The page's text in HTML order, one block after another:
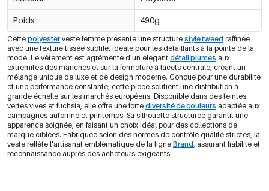
Poids 490g
Cette polyester veste femme présente une structure style tweed raffinée
avec une texture tissée subtile, idéale pour les détaillants à la pointe de la
mode. Le vêtement est agrémenté d'un élégant détail plumes aux
extrémités des manches et sur la fermeture à lacets centrale, créant un
mélange unique de luxe et de design moderne. Conçue pour une durabilité
et une performance constante, cette pièce soutient une distribution à
grande échelle sur les marchés européens. Disponible dans des teintes
vertes vives et fuchsia, elle offre une forte diversité de couleurs adaptée aux
campagnes automne et printemps. Sa silhouette structurée garantit une
apparence soignée, en faisant un choix idéal pour des collections de
marque ciblées. Fabriquée selon des normes de contrôle qualité strictes, la
veste reflète l'artisanat emblématique de la ligne Brand, assurant fiabilité et
reconnaissance auprès des acheteurs exigeants.